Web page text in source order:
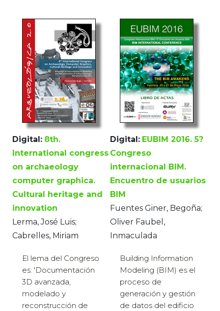
Digital: 8th.
International congress
on archaeology
computer graphica.
Cultural heritage and
innovation
Lerma, José Luis;
Cabrelles, Miriam
El lema del Congreso
es: 'Documentación
3D avanzada,
modelado y
reconstrucción de
Digital: EUBIM 2016. 5?
Congreso
internacional BIM.
Encuentro de usuarios
BIM
Fuentes Giner, Begoña;
Oliver Faubel,
Inmaculada
Building Information
Modeling (BIM) es el
proceso de
generación y gestión
de datos del edificio